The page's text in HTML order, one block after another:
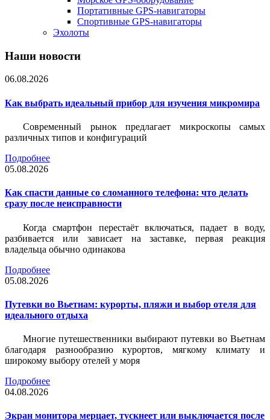
Портативные GPS-навигаторы
Спортивные GPS-навигаторы
Эхолоты
Наши новости
06.08.2026
Как выбрать идеальный прибор для изучения микромира
Современный рынок предлагает микроскопы самых
различных типов и конфигураций
Подробнее
05.08.2026
Как спасти данные со сломанного телефона: что делать
сразу после неисправности
Когда смартфон перестаёт включаться, падает в воду,
разбивается или зависает на заставке, первая реакция
владельца обычно одинакова
Подробнее
05.08.2026
Путевки во Вьетнам: курорты, пляжи и выбор отеля для
идеального отдыха
Многие путешественники выбирают путевки во Вьетнам
благодаря разнообразию курортов, мягкому климату и
широкому выбору отелей у моря
Подробнее
04.08.2026
Экран монитора мерцает, тускнеет или выключается после